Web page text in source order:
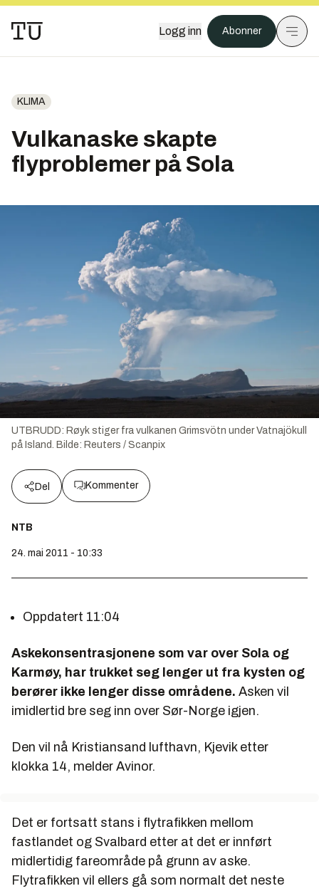
Logg inn Abonner
KLIMA
Vulkanaske skapte
flyproblemer på Sola
UTBRUDD: Røyk stiger fra vulkanen Grimsvötn under Vatnajökull
på Island.
Bilde: Reuters / Scanpix
Del Kommenter
NTB
24. mai 2011 - 10:33
Oppdatert 11:04
Askekonsentrasjonene som var over Sola og
Karmøy, har trukket seg lenger ut fra kysten og
berører ikke lenger disse områdene. Asken vil
imidlertid bre seg inn over Sør-Norge igjen.
Den vil nå Kristiansand lufthavn, Kjevik etter
klokka 14, melder Avinor.
Det er fortsatt stans i flytrafikken mellom
fastlandet og Svalbard etter at det er innført
midlertidig fareområde på grunn av aske.
Flytrafikken vil ellers gå som normalt det neste